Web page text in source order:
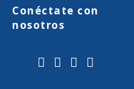
Conéctate con
nosotros